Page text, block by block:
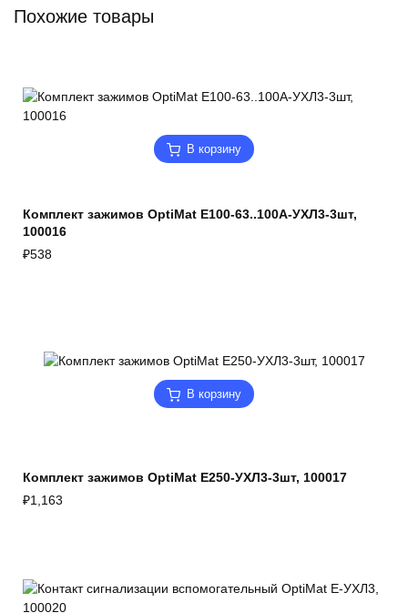
Похожие товары
В корзину
Комплект зажимов OptiMat E100-63..100А-УХЛ3-3шт,
100016
₽538
В корзину
Комплект зажимов OptiMat E250-УХЛ3-3шт, 100017
₽1,163